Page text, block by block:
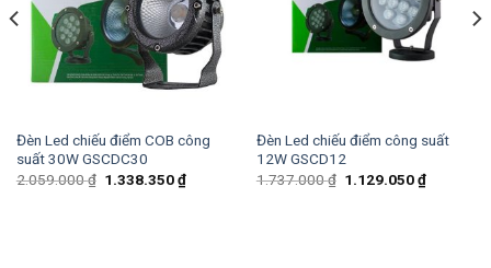
Đèn Led chiếu điểm COB công
suất 30W GSCDC30
2.059.000₫ 1.338.350₫
Đèn Led chiếu điểm công suất
12W GSCD12
1.737.000₫ 1.129.050₫